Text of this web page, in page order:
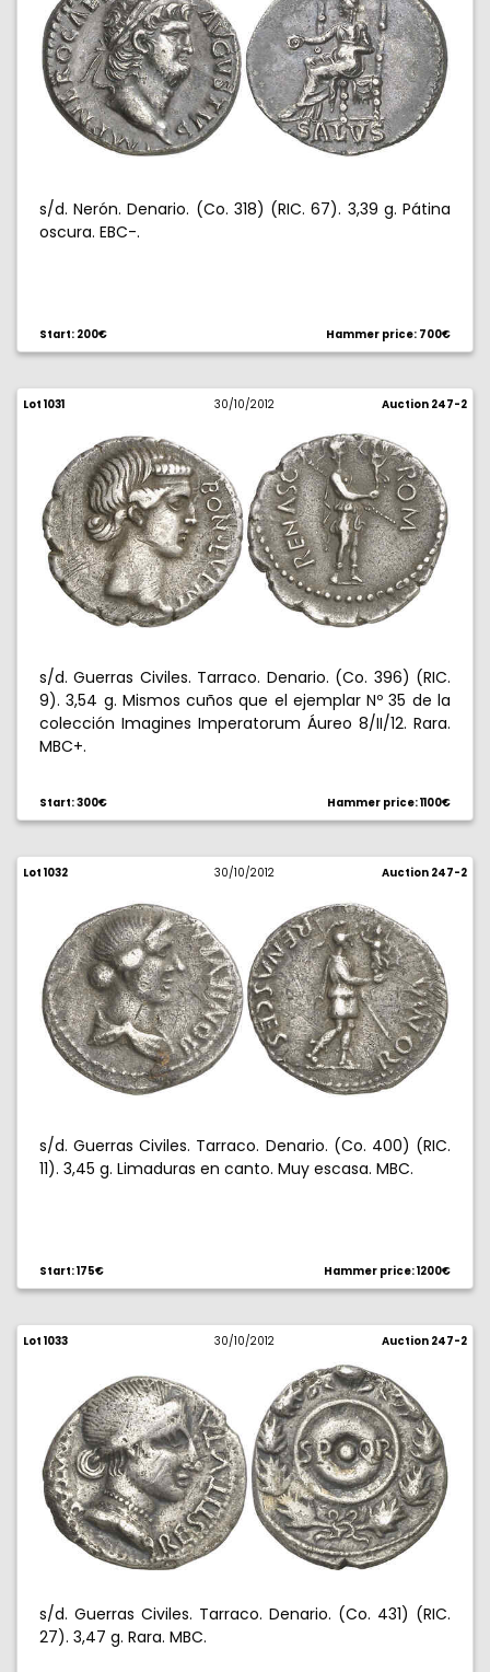
s/d. Nerón. Denario. (Co. 318) (RIC. 67). 3,39 g. Pátina
oscura. EBC-.
Start: 200€ Hammer price: 700€
Lot 1031 30/10/2012 Auction 247-2
s/d. Guerras Civiles. Tarraco. Denario. (Co. 396) (RIC.
9). 3,54 g. Mismos cuños que el ejemplar Nº 35 de la
colección Imagines Imperatorum Áureo 8/II/12. Rara.
MBC+.
Start: 300€ Hammer price: 1100€
Lot 1032 30/10/2012 Auction 247-2
s/d. Guerras Civiles. Tarraco. Denario. (Co. 400) (RIC.
11). 3,45 g. Limaduras en canto. Muy escasa. MBC.
Start: 175€ Hammer price: 1200€
Lot 1033 30/10/2012 Auction 247-2
s/d. Guerras Civiles. Tarraco. Denario. (Co. 431) (RIC.
27). 3,47 g. Rara. MBC.